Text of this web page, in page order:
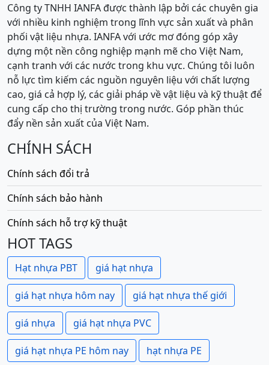
Công ty TNHH IANFA được thành lập bởi các chuyên gia
với nhiều kinh nghiệm trong lĩnh vực sản xuất và phân
phối vật liệu nhựa. IANFA với ước mơ đóng góp xây
dựng một nền công nghiệp mạnh mẽ cho Việt Nam,
cạnh tranh với các nước trong khu vực. Chúng tôi luôn
nỗ lực tìm kiếm các nguồn nguyên liệu với chất lượng
cao, giá cả hợp lý, các giải pháp về vật liệu và kỹ thuật để
cung cấp cho thị trường trong nước. Góp phần thúc
đẩy nền sản xuất của Việt Nam.
CHÍNH SÁCH
Chính sách đổi trả
Chính sách bảo hành
Chính sách hỗ trợ kỹ thuật
HOT TAGS
Hạt nhựa PBT giá hạt nhựa
giá hạt nhựa hôm nay giá hạt nhựa thế giới
giá nhựa giá hạt nhựa PVC
giá hạt nhựa PE hôm nay hạt nhựa PE